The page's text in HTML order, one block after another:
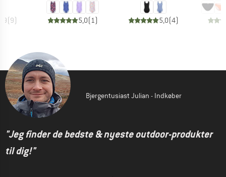
(9) 5,0(1) 5,0(4)
Bjergentusiast Julian - Indkøber
"Jeg finder de bedste & nyeste outdoor-produkter
til dig!"